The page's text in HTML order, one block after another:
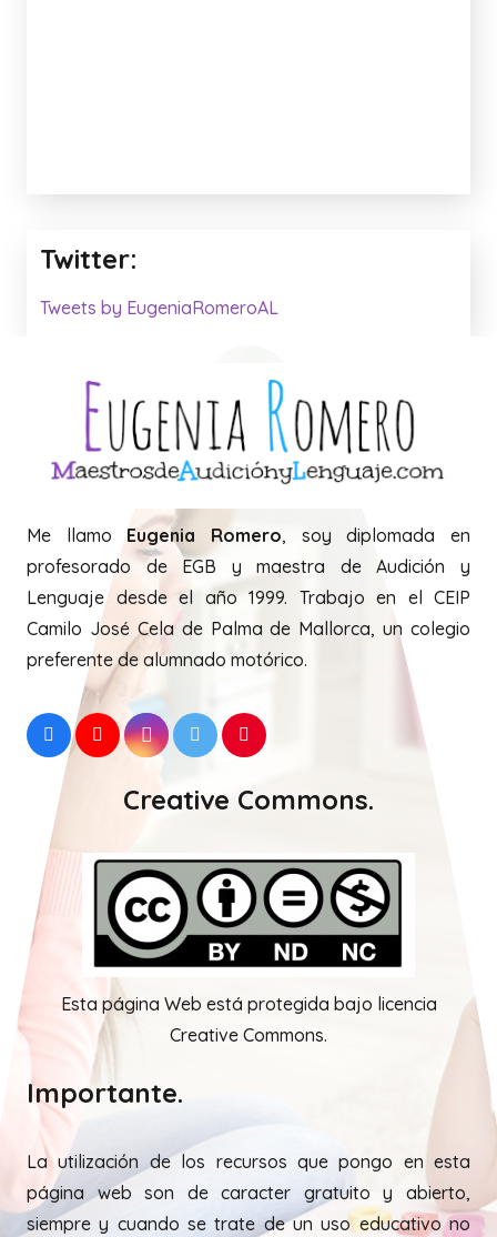
Twitter:
Tweets by EugeniaRomeroAL
Me llamo Eugenia Romero, soy diplomada en
profesorado de EGB y maestra de Audición y
Lenguaje desde el año 1999. Trabajo en el CEIP
Camilo José Cela de Palma de Mallorca, un colegio
preferente de alumnado motórico.
Creative Commons.
Esta página Web está protegida bajo licencia
Creative Commons.
Importante.
La utilización de los recursos que pongo en esta
página web son de caracter gratuito y abierto,
siempre y cuando se trate de un uso educativo no